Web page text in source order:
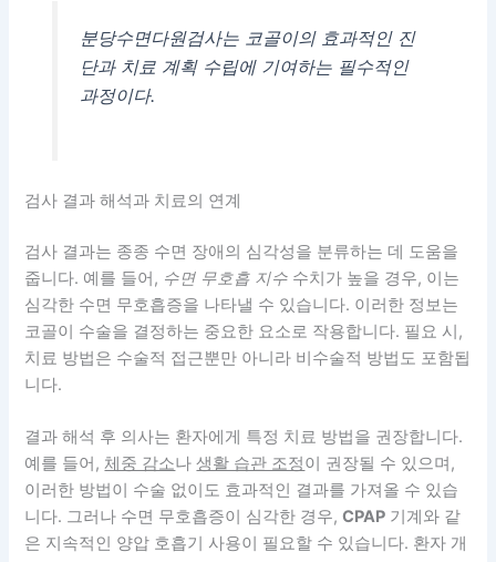
분당수면다원검사는 코골이의 효과적인 진
단과 치료 계획 수립에 기여하는 필수적인
과정이다.
검사 결과 해석과 치료의 연계
검사 결과는 종종 수면 장애의 심각성을 분류하는 데 도움을
줍니다. 예를 들어, 수면 무호흡 지수 수치가 높을 경우, 이는
심각한 수면 무호흡증을 나타낼 수 있습니다. 이러한 정보는
코골이 수술을 결정하는 중요한 요소로 작용합니다. 필요 시,
치료 방법은 수술적 접근뿐만 아니라 비수술적 방법도 포함됩
니다.
결과 해석 후 의사는 환자에게 특정 치료 방법을 권장합니다.
예를 들어,체중 감소나생활 습관 조정이 권장될 수 있으며,
이러한 방법이 수술 없이도 효과적인 결과를 가져올 수 있습
니다. 그러나 수면 무호흡증이 심각한 경우,CPAP 기계와 같
은 지속적인 양압 호흡기 사용이 필요할 수 있습니다. 환자 개